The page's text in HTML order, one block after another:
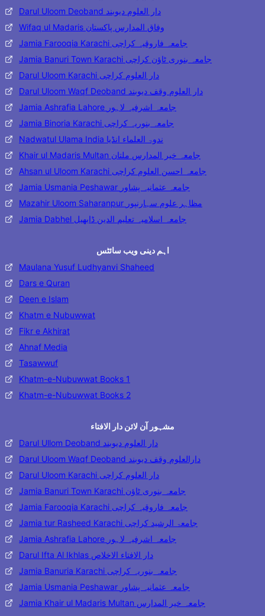
Darul Uloom Deoband دار العلوم دیوبند
Wifaq ul Madaris وفاق المدارس پاکستان
Jamia Farooqia Karachi جامعہ فاروقیہ کراچی
Jamia Banuri Town Karachi جامعہ بنوری ٹاؤن کراچی
Darul Uloom Karachi دار العلوم کراچی
Darul Uloom Waqf Deoband دار العلوم وقف دیوبند
Jamia Ashrafia Lahore جامعہ اشرفیہ لاہور
Jamia Binoria Karachi جامعہ بنوریہ کراچی
Nadwatul Ulama India ندوۃ العلماء انڈیا
Khair ul Madaris Multan جامعہ خیر المدارس ملتان
Ahsan ul Uloom Karachi جامعہ احسن العلوم کراچی
Jamia Usmania Peshawar جامعہ عثمانیہ پشاور
Mazahir Uloom Saharanpur مظاہر علوم سہارنپور
Jamia Dabhel جامعہ اسلامیہ تعلیم الدین ڈابھیل
اہم دینی ویب سائٹس
Maulana Yusuf Ludhyanvi Shaheed
Dars e Quran
Deen e Islam
Khatm e Nubuwwat
Fikr e Akhirat
Ahnaf Media
Tasawwuf
Khatm-e-Nubuwwat Books 1
Khatm-e-Nubuwwat Books 2
مشہور آن لائن دار الافتاء
Darul Ullom Deoband دار العلوم دیوبند
Darul Uloom Waqf Deoband دارالعلوم وقف دیوبند
Darul Uloom Karachi دار العلوم کراچی
Jamia Banuri Town Karachi جامعہ بنوری ٹاؤن
Jamia Farooqia Karachi جامعہ فاروقیہ کراچی
Jamia tur Rasheed Karachi جامعۃ الرشید کراچی
Jamia Ashrafia Lahore جامعہ اشرفیہ لاہور
Darul Ifta Al Ikhlas دار الافتاء الاخلاص
Jamia Banuria Karachi جامعہ بنوریہ کراچی
Jamia Usmania Peshawar جامعہ عثمانیہ پشاور
Jamia Khair ul Madaris Multan جامعہ خیر المدارس